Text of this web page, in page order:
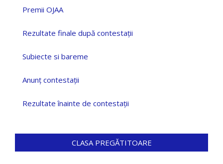
Premii OJAA
Rezultate finale după contestații
Subiecte si bareme
Anunț contestații
Rezultate înainte de contestații
CLASA PREGĂTITOARE